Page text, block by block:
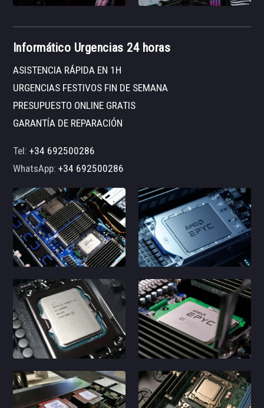
Informático Urgencias 24 horas
ASISTENCIA RÁPIDA EN 1H
URGENCIAS FESTIVOS FIN DE SEMANA
PRESUPUESTO ONLINE GRATIS
GARANTÍA DE REPARACIÓN
Tel:+34 692500286
WhatsApp:+34 692500286